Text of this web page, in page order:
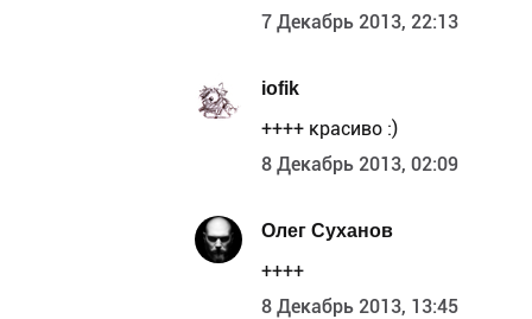
7 Декабрь 2013, 22:13
iofik
++++ красиво :)
8 Декабрь 2013, 02:09
Олег Суханов
++++
8 Декабрь 2013, 13:45